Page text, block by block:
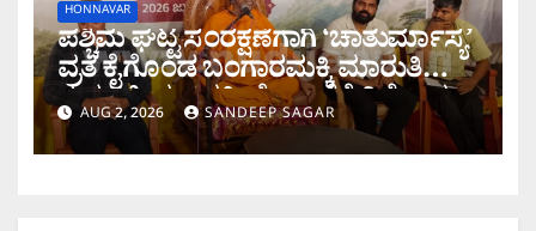
HONNAVAR
ಪಶ್ಚಿಮ ಘಟ್ಟ ಸಂರಕ್ಷಣೆಗಾಗಿ ‘ಚಾತುರ್ಮಾಸ್ಯ’
ವ್ರತ ಕೈಗೊಂಡ ಬಂಗಾರಮಕ್ಕಿ ಮಾರುತಿ
ಗುರೂಜಿ; ಶರಾವತಿ ಯೋಜನೆಗೆ ವಿರೋಧ
AUG 2, 2026 SANDEEP SAGAR